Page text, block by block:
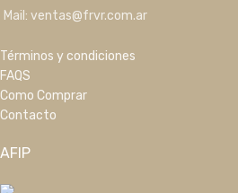
Mail: ventas@frvr.com.ar
Términos y condiciones
FAQS
Como Comprar
Contacto
AFIP